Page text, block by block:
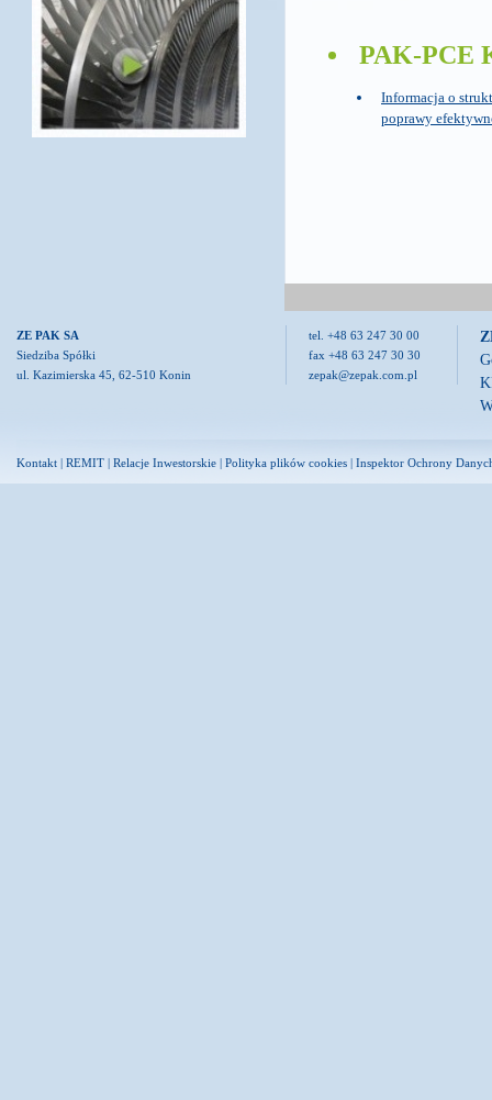
PAK-PCE
Informacja o
poprawy
ZE PAK SA
Siedziba Spółki
ul. Kazimierska 45, 62-510 Konin
tel. +48 63 247 30 00
fax +48 63 247 30 30
zepak@zepak.com.pl
Kontakt | REMIT | Relacje Inwestorskie | Polityka plików cookies | Inspektor Ochrony